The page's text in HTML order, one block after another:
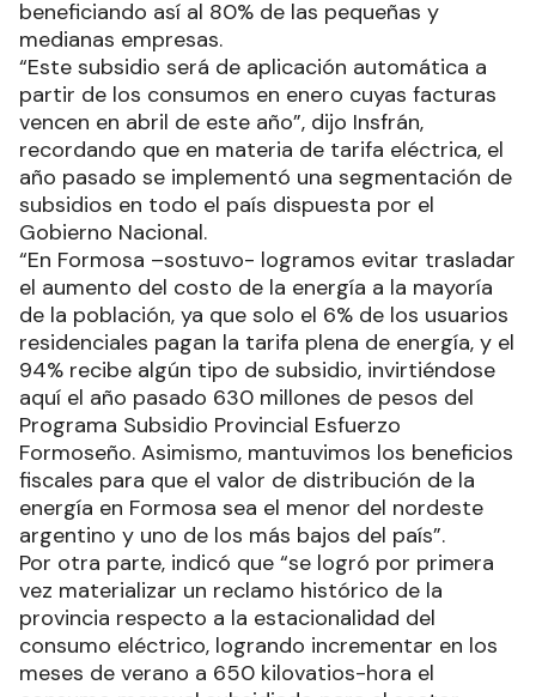
beneficiando así al 80% de las pequeñas y
medianas empresas.
“Este subsidio será de aplicación automática a
partir de los consumos en enero cuyas facturas
vencen en abril de este año”, dijo Insfrán,
recordando que en materia de tarifa eléctrica, el
año pasado se implementó una segmentación de
subsidios en todo el país dispuesta por el
Gobierno Nacional.
“En Formosa –sostuvo- logramos evitar trasladar
el aumento del costo de la energía a la mayoría
de la población, ya que solo el 6% de los usuarios
residenciales pagan la tarifa plena de energía, y el
94% recibe algún tipo de subsidio, invirtiéndose
aquí el año pasado 630 millones de pesos del
Programa Subsidio Provincial Esfuerzo
Formoseño. Asimismo, mantuvimos los beneficios
fiscales para que el valor de distribución de la
energía en Formosa sea el menor del nordeste
argentino y uno de los más bajos del país”.
Por otra parte, indicó que “se logró por primera
vez materializar un reclamo histórico de la
provincia respecto a la estacionalidad del
consumo eléctrico, logrando incrementar en los
meses de verano a 650 kilovatios-hora el